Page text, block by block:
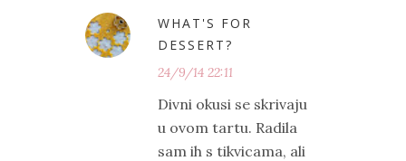
WHAT'S FOR
DESSERT?
24/9/14 22:11
Divni okusi se skrivaju
u ovom tartu. Radila
sam ih s tikvicama, ali